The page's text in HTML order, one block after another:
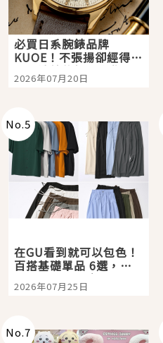
必買日系腕錶品牌
KUOE！不張揚卻經得起
時間洗鍊的經典之作五
選
2026年07月20日
No.5
在GU看到就可以包色！
百搭基礎單品 6選，閉
眼全收也不心疼
2026年07月25日
No.7